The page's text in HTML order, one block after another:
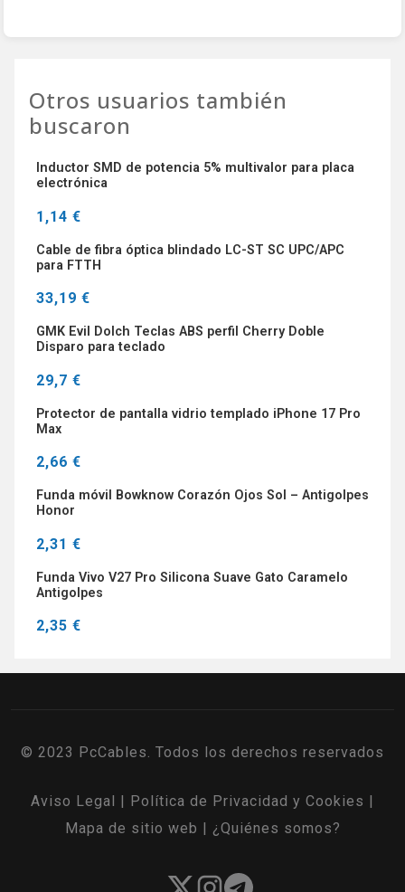
Otros usuarios también
buscaron
Inductor SMD de potencia 5% multivalor para placa
electrónica
1,14 €
Cable de fibra óptica blindado LC-ST SC UPC/APC
para FTTH
33,19 €
GMK Evil Dolch Teclas ABS perfil Cherry Doble
Disparo para teclado
29,7 €
Protector de pantalla vidrio templado iPhone 17 Pro
Max
2,66 €
Funda móvil Bowknow Corazón Ojos Sol – Antigolpes
Honor
2,31 €
Funda Vivo V27 Pro Silicona Suave Gato Caramelo
Antigolpes
2,35 €
© 2023 PcCables. Todos los derechos reservados
Aviso Legal Política de Privacidad y Cookies
Mapa de sitio web
¿Quiénes somos?